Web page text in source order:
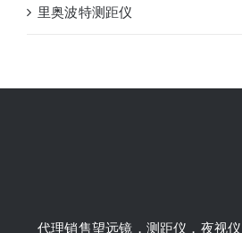
里奥波特测距仪
代理销售望远镜，测距仪，夜视